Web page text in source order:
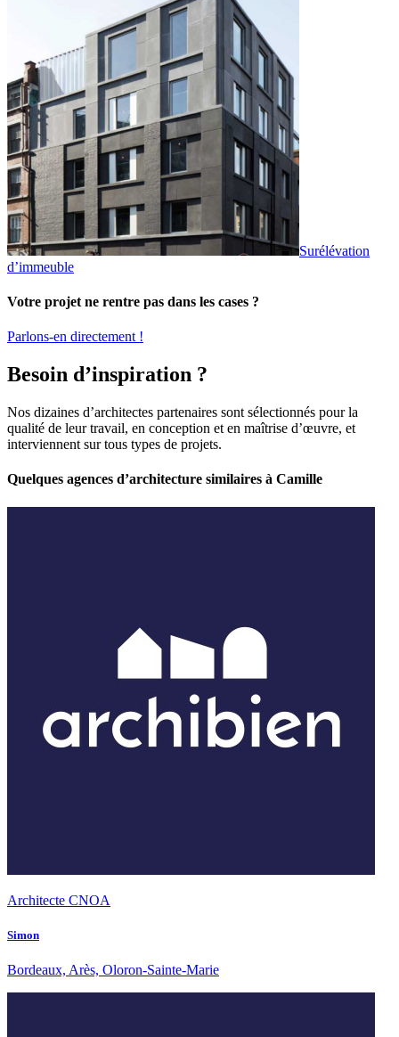
Surélévation
d’immeuble
Votre projet ne rentre pas dans les cases ?
Parlons-en directement !
Besoin d’inspiration ?
Nos dizaines d’architectes partenaires sont sélectionnés pour la
qualité de leur travail, en conception et en maîtrise d’œuvre, et
interviennent sur tous types de projets.
Quelques agences d’architecture similaires à Camille
Architecte CNOA
Simon
Bordeaux, Arès, Oloron-Sainte-Marie